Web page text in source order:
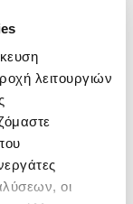
λειτουργιών
οι
καλύτερες
από
προτίμηση.